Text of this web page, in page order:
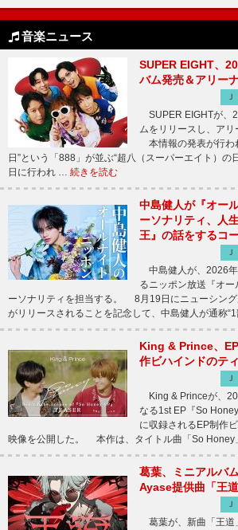
音楽ニュース
SUPER EIGHT、
バム発売＆アリー
SUPER EIGHTが、
ムをリリースし、アリ
本情報の発表が行わ
日”という「888」が並ぶ“超八（スーパーエイト）の
日に行われ … 続きを読む
中島健人が『オー
ーソナリティ、人
王』の話をするコ
中島健人が、2026
るニッポン放送『オ
ーソナリティを担当する。 8月19日にニューシング
がリリースされることを記念して、中島健人が通称
King & Prince、
作ビハインドのテ
King & Princeが、
なる1st EP『So
に収録されるEP制作
映像を公開した。 本作は、タイトル曲「So
葛葉、ミニアルバ
Ayase提供曲「王
葛葉が、新曲「王道